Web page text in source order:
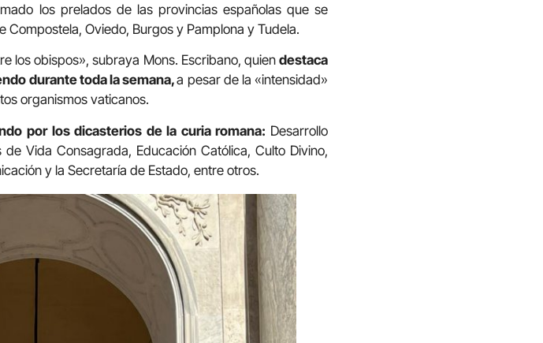
los prelados de las provincias españolas que se
Compostela, Oviedo, Burgos y Pamplona y Tudela.
los obispos», subraya Mons. Escribano, quien destaca
durante toda la semana,a pesar de la «intensidad»
organismos vaticanos.
por los dicasterios de la curia romana: Desarrollo
Vida Consagrada, Educación Católica, Culto Divino,
y la Secretaría de Estado, entre otros.